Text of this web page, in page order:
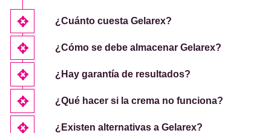
¿Cuánto cuesta Gelarex?
¿Cómo se debe almacenar Gelarex?
¿Hay garantía de resultados?
¿Qué hacer si la crema no funciona?
¿Existen alternativas a Gelarex?